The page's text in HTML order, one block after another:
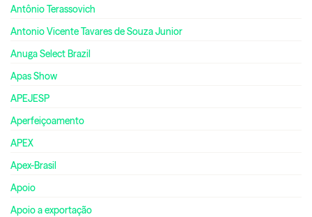
Antônio Terassovich
Antonio Vicente Tavares de Souza Junior
Anuga Select Brazil
Apas Show
APEJESP
Aperfeiçoamento
APEX
Apex-Brasil
Apoio
Apoio a exportação